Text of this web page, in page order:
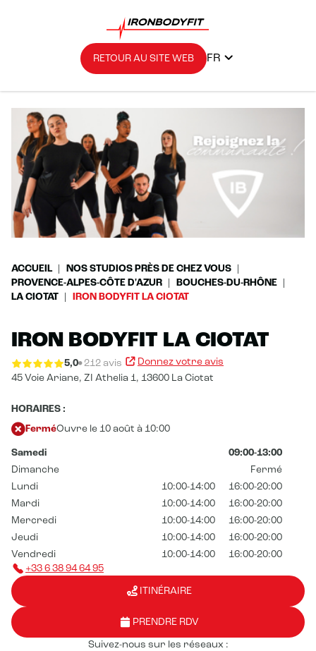
RETOUR AU SITE WEB FR
ACCUEIL
NOS STUDIOS PRÈS DE CHEZ VOUS
PROVENCE-ALPES-CÔTE D'AZUR
BOUCHES-DU-RHÔNE
LA CIOTAT
IRON BODYFIT LA CIOTAT
IRON BODYFIT LA CIOTAT
5,0 212 avis
Donnez votre avis
45 Voie Ariane, ZI Athelia 1, 13600 La Ciotat
HORAIRES :
FerméOuvre le 10 août à 10:00
Samedi
09:00-13:00
Dimanche
Fermé
Lundi
10:00-14:00
16:00-20:00
Mardi
10:00-14:00
16:00-20:00
Mercredi
10:00-14:00
16:00-20:00
Jeudi
10:00-14:00
16:00-20:00
Vendredi
10:00-14:00
16:00-20:00
+33 6 38 94 64 95
ITINÉRAIRE
PRENDRE RDV
Suivez-nous sur les réseaux :